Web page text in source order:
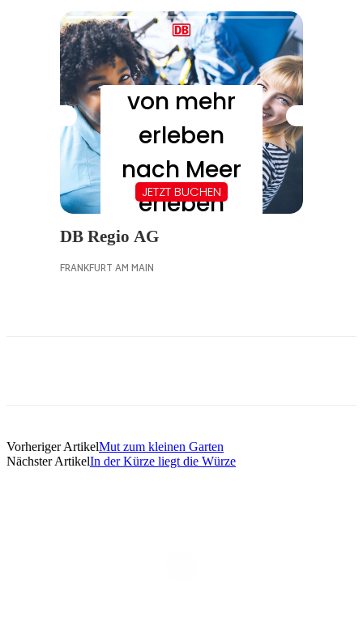
Vorheriger ArtikelMut zum kleinen Garten
Nächster ArtikelIn der Kürze liegt die Würze